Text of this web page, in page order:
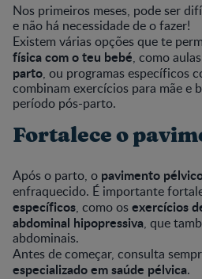
Nos primeiros meses, pode ser
e não há necessidade de o fazer!
Existem várias opções que te
física com o teu bebé, como
parto, ou programas específicos
combinam exercícios para mãe e
período pós-parto.
Fortalece o
Após o parto, o pavimento
enfraquecido. É importante
específicos, como osexercícios
abdominal hipopressiva, que
abdominais.
Antes de começar, consulta
especializado em saúde pélvica.